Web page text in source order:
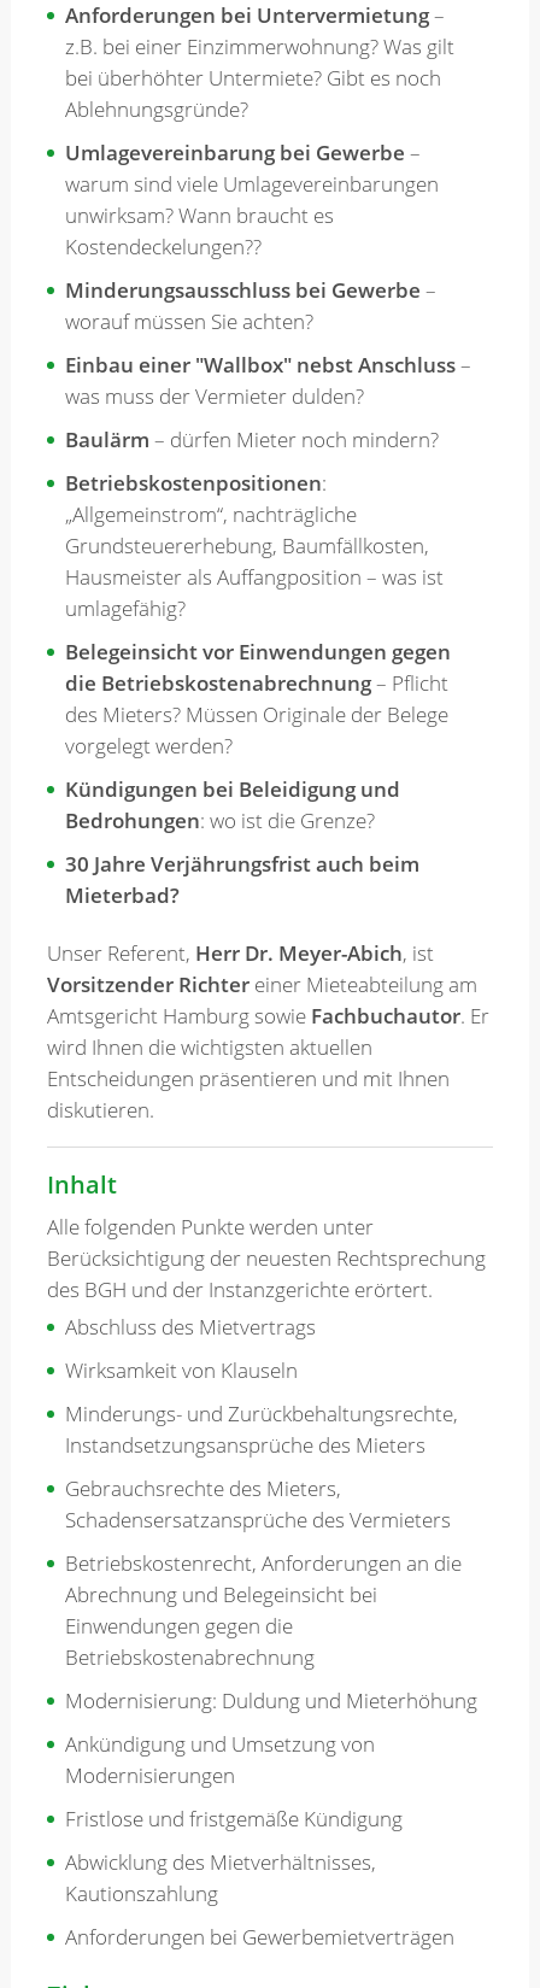
Anforderungen bei Untervermietung–
z.B. bei einer Einzimmerwohnung? Was gilt
bei überhöhter Untermiete? Gibt es noch
Ablehnungsgründe?
Umlagevereinbarung bei Gewerbe –
warum sind viele Umlagevereinbarungen
unwirksam? Wann braucht es
Kostendeckelungen??
Minderungsausschluss bei Gewerbe –
worauf müssen Sie achten?
Einbau einer "Wallbox" nebst Anschluss–
was muss der Vermieter dulden?
Baulärm – dürfen Mieter noch mindern?
Betriebskostenpositionen:
„Allgemeinstrom“, nachträgliche
Grundsteuererhebung, Baumfällkosten,
Hausmeister als Auffangposition – was ist
umlagefähig?
Belegeinsicht vor Einwendungen gegen
die Betriebskostenabrechnung– Pflicht
des Mieters? Müssen Originale der Belege
vorgelegt werden?
Kündigungen bei Beleidigung und
Bedrohungen: wo ist die Grenze?
30 Jahre Verjährungsfrist auch beim
Mieterbad?
Unser Referent, Herr Dr. Meyer-Abich, ist
Vorsitzender Richtereiner Mieteabteilung am
Amtsgericht Hamburg sowie Fachbuchautor. Er
wird Ihnen die wichtigsten aktuellen
Entscheidungen präsentieren und mit Ihnen
diskutieren.
Inhalt
Alle folgenden Punkte werden unter
Berücksichtigung der neuesten Rechtsprechung
des BGH und der Instanzgerichte erörtert.
Abschluss des Mietvertrags
Wirksamkeit von Klauseln
Minderungs- und Zurückbehaltungsrechte,
Instandsetzungsansprüche des Mieters
Gebrauchsrechte des Mieters,
Schadensersatzansprüche des Vermieters
Betriebskostenrecht, Anforderungen an die
Abrechnung und Belegeinsicht bei
Einwendungen gegen die
Betriebskostenabrechnung
Modernisierung: Duldung und Mieterhöhung
Ankündigung und Umsetzung von
Modernisierungen
Fristlose und fristgemäße Kündigung
Abwicklung des Mietverhältnisses,
Kautionszahlung
Anforderungen bei Gewerbemietverträgen